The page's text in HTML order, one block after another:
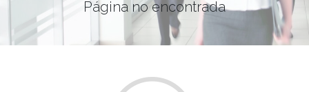
Página no encontrada